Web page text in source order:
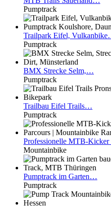
Pumptrack
Trailpark Eifel,
Pumptrack
BMX Strecke Selm,…
Pumptrack
Trailbau Eifel Trails…
Pumptrack
Professionelle MTB-
Mountainbike
Pumptrack im Garten…
Pumptrack